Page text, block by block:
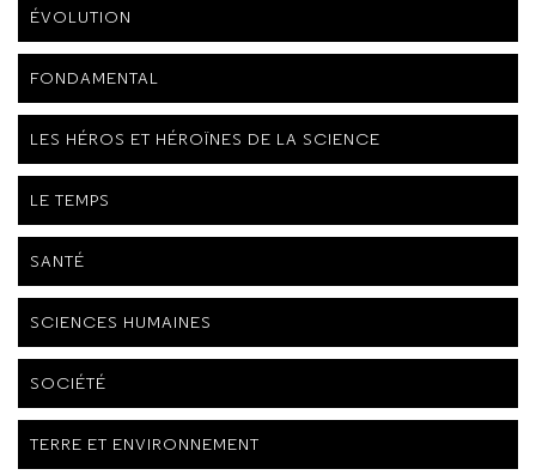
ÉVOLUTION
FONDAMENTAL
LES HÉROS ET HÉROÏNES DE LA SCIENCE
LE TEMPS
SANTÉ
SCIENCES HUMAINES
SOCIÉTÉ
TERRE ET ENVIRONNEMENT